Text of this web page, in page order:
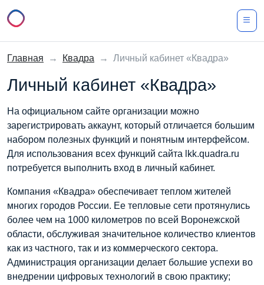
Главная → Квадра → Личный кабинет «Квадра»
Личный кабинет «Квадра»
На официальном сайте организации можно
зарегистрировать аккаунт, который отличается большим
набором полезных функций и понятным интерфейсом.
Для использования всех функций сайта lkk.quadra.ru
потребуется выполнить вход в личный кабинет.
Компания «Квадра» обеспечивает теплом жителей
многих городов России. Ее тепловые сети протянулись
более чем на 1000 километров по всей Воронежской
области, обслуживая значительное количество клиентов
как из частного, так и из коммерческого сектора.
Администрация организации делает большие успехи во
внедрении цифровых технологий в свою практику;